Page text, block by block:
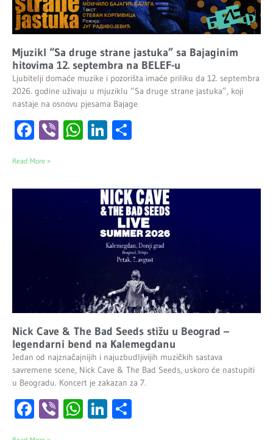
Mjuzikl “Sa druge strane jastuka” sa Bajaginim
hitovima 12. septembra na BELEF-u
Ljubitelji domaće muzike i pozorišta imaće priliku da 12. septembra
2026. godine uživaju u mjuziklu “Sa druge strane jastuka”, koji
nastaje na osnovu pjesama Bajage
Facebook
ViberWhatsApp
LinkedIn
Read More »
Nick Cave & The Bad Seeds stižu u Beograd –
legendarni bend na Kalemegdanu
Jedan od najznačajnijih i najuzbudljivijih muzičkih sastava
savremene scene, Nick Cave & The Bad Seeds, uskoro će nastupiti
u Beogradu. Koncert je zakazan za 7.
Facebook
ViberWhatsApp
LinkedIn